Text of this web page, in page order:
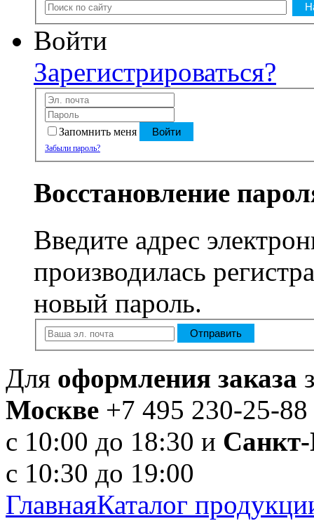
Войти
Зарегистрироваться?
Запомнить меня Войти
Забыли пароль?
Восстановление
Введите адрес
производилась
новый пароль.
Отправить
Для оформления заказа
Москве +7 495 230-25-88
с 10:00 до 18:30 и Санкт-
с 10:30 до 19:00
ГлавнаяКаталог